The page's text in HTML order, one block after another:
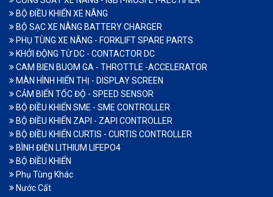
BỘ ĐIỀU KHIỂN XE NÂNG
BỘ SẠC XE NÂNG BATTERY CHARGER
PHỤ TÙNG XE NÂNG - FORKLIFT SPARE PARTS
KHỞI ĐỘNG TỪ DC - CONTACTOR DC
CAM BIEN BUOM GA - THROTTLE -ACCELERATOR
MÀN HÌNH HIỂN THỊ - DISPLAY SCREEN
CẢM BIẾN TỐC ĐỘ - SPEED SENSOR
BỘ ĐIỀU KHIỂN SME - SME CONTROLLER
BỘ ĐIỀU KHIỂN ZAPI - ZAPI CONTROLLER
BỘ ĐIỀU KHIỂN CURTIS - CURTIS CONTROLLER
BÌNH ĐIỆN LITHIUM LIFEPO4
BỘ ĐIỀU KHIỂN
Phụ Tùng Khác
Nước Cất